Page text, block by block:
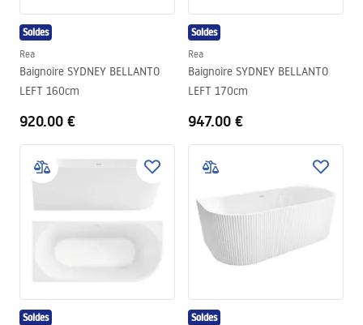
Soldes
Rea
Baignoire SYDNEY BELLANTO
LEFT 160cm
920.00 €
Soldes
Rea
Baignoire SYDNEY BELLANTO
LEFT 170cm
947.00 €
Soldes Soldes